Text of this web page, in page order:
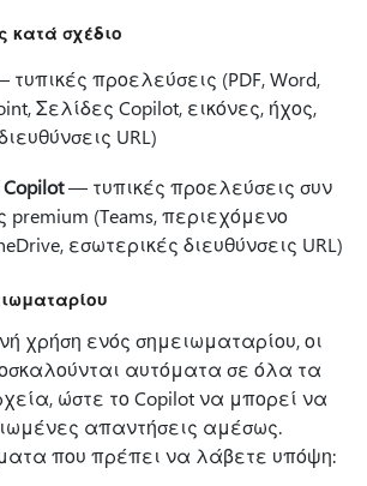
κατά σχέδιο
προελεύσεις (PDF, Word,
Σελίδες Copilot, εικόνες, ήχος,
URL)
— τυπικές προελεύσεις συν
premium (Teams, περιεχόμενο
εσωτερικές διευθύνσεις URL)
χρήση ενός σημειωματαρίου, οι
αυτόματα σε όλα τα
ώστε το Copilot να μπορεί να
απαντήσεις αμέσως.
που πρέπει να λάβετε υπόψη: